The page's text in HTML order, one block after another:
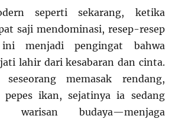
seperti sekarang, ketika
saji mendominasi, resep-resep
menjadi pengingat bahwa
lahir dari kesabaran dan cinta.
memasak rendang,
pepes ikan, sejatinya ia sedang
warisan budaya—menjaga